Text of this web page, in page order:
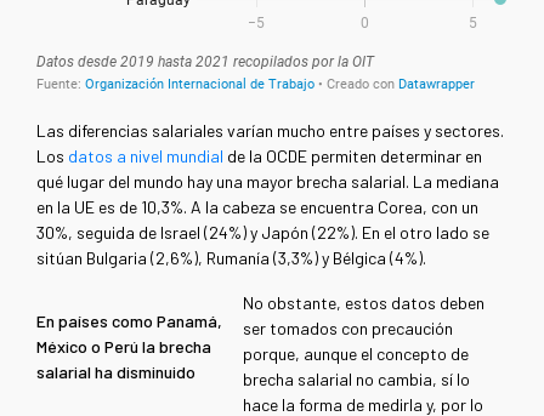
Las diferencias salariales varían mucho entre países y sectores.
Los datos a nivel mundial de la OCDE permiten determinar en
qué lugar del mundo hay una mayor brecha salarial. La mediana
en la UE es de 10,3%. A la cabeza se encuentra Corea, con un
30%, seguida de Israel (24%) y Japón (22%). En el otro lado se
sitúan Bulgaria (2,6%), Rumanía (3,3%) y Bélgica (4%).
En países como Panamá,
México o Perú la brecha
salarial ha disminuido
No obstante, estos datos deben
ser tomados con precaución
porque, aunque el concepto de
brecha salarial no cambia, sí lo
hace la forma de medirla y, por lo